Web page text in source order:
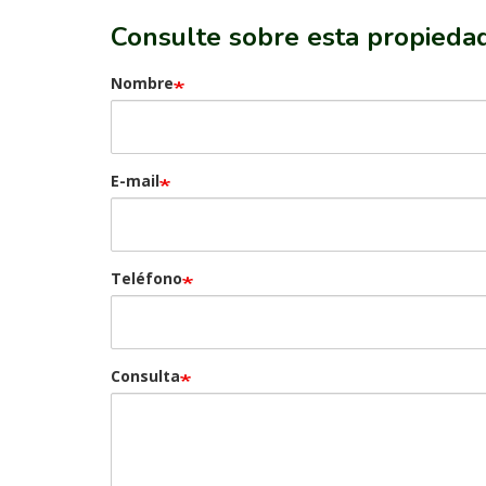
Consulte sobre esta
Nombre
E-mail
Teléfono
Consulta